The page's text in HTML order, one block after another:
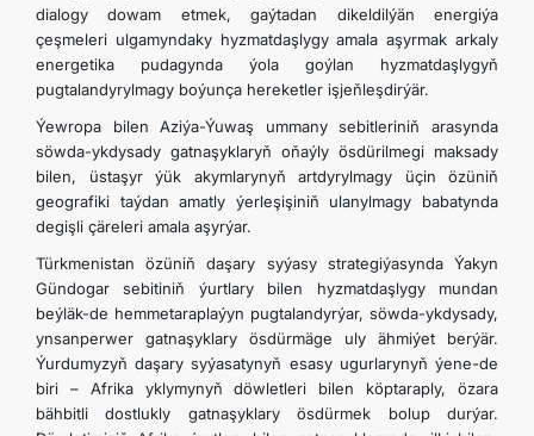
dialogy dowam etmek, gaýtadan dikeldilýän energiýa
çeşmeleri ulgamyndaky hyzmatdaşlygy amala aşyrmak arkaly
energetika pudagynda ýola goýlan hyzmatdaşlygyň
pugtalandyrylmagy boýunça hereketler işjeňleşdirýär.
Ýewropa bilen Aziýa-Ýuwaş ummany sebitleriniň arasynda
söwda-ykdysady gatnaşyklaryň oňaýly ösdürilmegi maksady
bilen, üstaşyr ýük akymlarynyň artdyrylmagy üçin özüniň
geografiki taýdan amatly ýerleşişiniň ulanylmagy babatynda
degişli çäreleri amala aşyrýar.
Türkmenistan özüniň daşary syýasy strategiýasynda Ýakyn
Gündogar sebitiniň ýurtlary bilen hyzmatdaşlygy mundan
beýläk-de hemmetaraplaýyn pugtalandyrýar, söwda-ykdysady,
ynsanperwer gatnaşyklary ösdürmäge uly ähmiýet berýär.
Ýurdumyzyň daşary syýasatynyň esasy ugurlarynyň ýene-de
biri – Afrika yklymynyň döwletleri bilen köptaraply, özara
bähbitli dostlukly gatnaşyklary ösdürmek bolup durýar.